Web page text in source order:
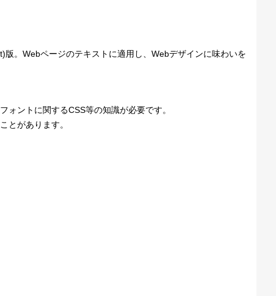
。Webページのテキストに適用し、Webデザインに味わいを
ントに関するCSS等の知識が必要です。
とがあります。